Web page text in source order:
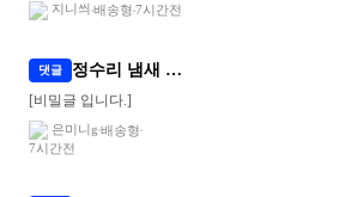
지니씌 배송형 7시간전
댓글 정수리 냄새 고민 끝 떡짐,냄새,각질 한방에 라즈베리 물광 헤어식초 체험단 모집
[비밀글 입니다.]
은미니g 배송형
7시간전